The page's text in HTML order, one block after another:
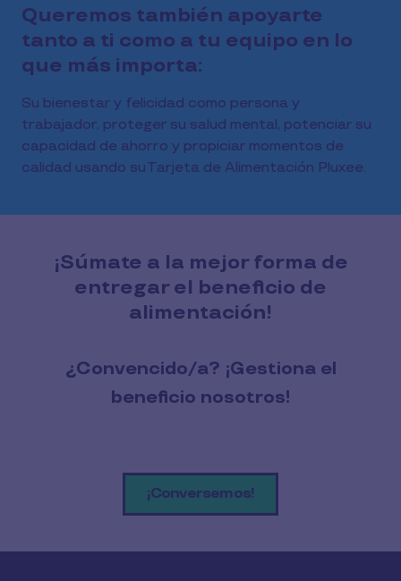
Queremos también apoyarte
tanto a ti como a tu equipo en lo
que más importa:
Su bienestar y felicidad como persona y
trabajador, proteger su salud mental, potenciar su
capacidad de ahorro y propiciar momentos de
calidad usando su Tarjeta de Alimentación Pluxee.
¡Súmate a la mejor forma de
entregar el beneficio de
alimentación!
¿Convencido/a? ¡Gestiona el
beneficio nosotros!
¡Conversemos!